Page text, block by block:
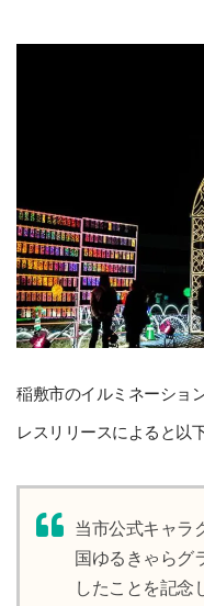
稲敷市のイルミネーショ
レスリリースによると以
当市公式キャラ
国ゆるきゃらグ
したことを記念